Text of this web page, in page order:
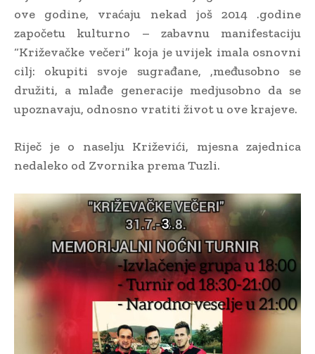
ove godine, vraćaju nekad još 2014 .godine
započetu kulturno – zabavnu manifestaciju
“Križevačke večeri” koja je uvijek imala osnovni
cilj: okupiti svoje sugrađane, ,međusobno se
družiti, a mlađe generacije medjusobno da se
upoznavaju, odnosno vratiti život u ove krajeve.
Riječ je o naselju Križevići, mjesna zajednica
nedaleko od Zvornika prema Tuzli.